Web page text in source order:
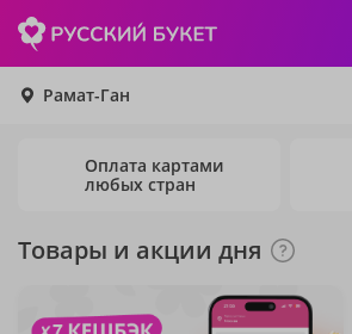
Рамат-Ган
Оплата картами
любых стран
Товары и акции дня